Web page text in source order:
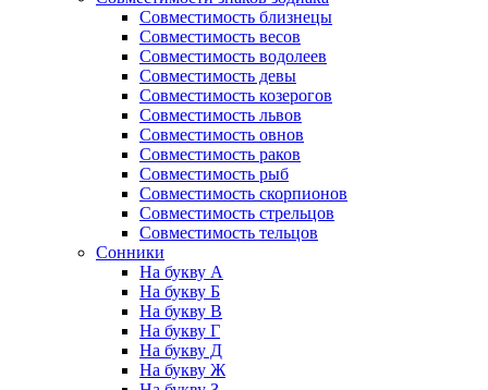
Совместимость близнецы
Совместимость весов
Совместимость водолеев
Совместимость девы
Совместимость козерогов
Совместимость львов
Совместимость овнов
Совместимость раков
Совместимость рыб
Совместимость скорпионов
Совместимость стрельцов
Совместимость тельцов
Сонники
На букву А
На букву Б
На букву В
На букву Г
На букву Д
На букву Ж